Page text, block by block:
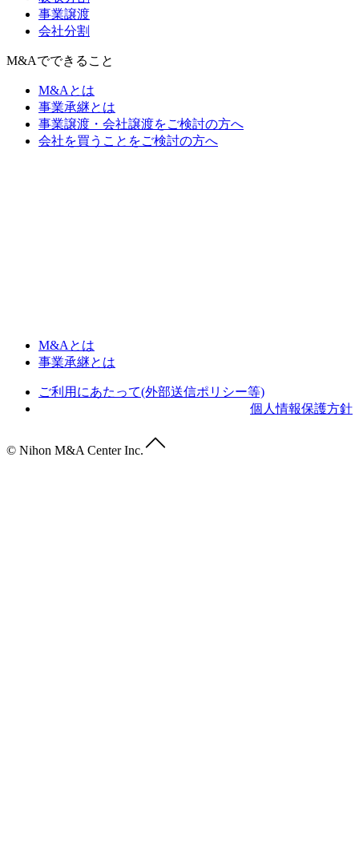
事業譲渡
会社分割
M&Aでできること
M&Aとは
事業承継とは
事業譲渡・会社譲渡をご検討の方へ
会社を買うことをご検討の方へ
M&Aとは
事業承継とは
ご利用にあたって(外部送信ポリシー等)
個人情報保護方針
© Nihon M&A Center Inc.